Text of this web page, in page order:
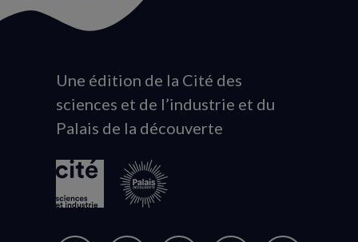
Animation
du
logo
Une édition de la Cité des
sciences et de l’industrie et du
Palais de la découverte